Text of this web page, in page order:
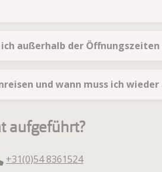
außerhalb der
und wann muss ich wieder
aufgeführt?
+31(0)54 8361524